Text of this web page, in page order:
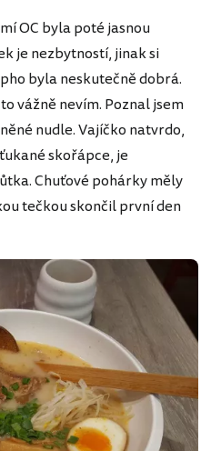
OC byla poté jasnou
je nezbytností, jinak si
byla neskutečně dobrá.
vážně nevím. Poznal jsem
nudle. Vajíčko natvrdo,
skořápce, je
Chuťové pohárky měly
tečkou skončil první den